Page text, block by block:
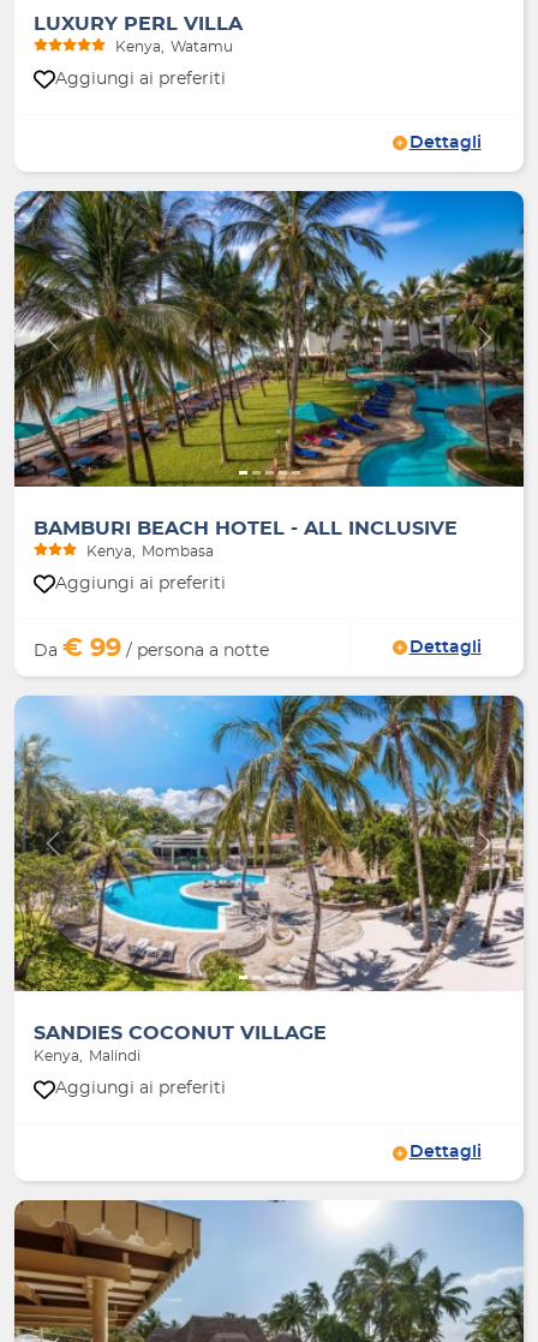
LUXURY PERL VILLA
Kenya Watamu
Aggiungi ai preferiti
Dettagli
Indietro Avanti
BAMBURI BEACH HOTEL - ALL INCLUSIVE
Kenya Mombasa
Aggiungi ai preferiti
Da € 99 / persona a notte Dettagli
Indietro Avanti
SANDIES COCONUT VILLAGE
Kenya Malindi
Aggiungi ai preferiti
Dettagli